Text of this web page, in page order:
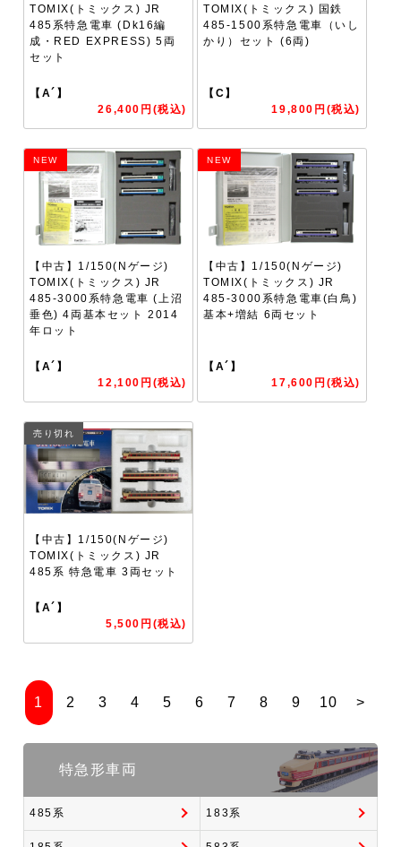
TOMIX(トミックス) JR
485系特急電車 (Dk16編
成・RED EXPRESS) 5両
セット
【A´】
26,400円(税込)
TOMIX(トミックス) 国鉄
485-1500系特急電車（いし
かり）セット (6両)
【C】
19,800円(税込)
NEW
【中古】1/150(Nゲージ)
TOMIX(トミックス) JR
485-3000系特急電車 (上沼
垂色) 4両基本セット 2014
年ロット
【A´】
12,100円(税込)
NEW
【中古】1/150(Nゲージ)
TOMIX(トミックス) JR
485-3000系特急電車(白鳥)
基本+増結 6両セット
【A´】
17,600円(税込)
売り切れ
【中古】1/150(Nゲージ)
TOMIX(トミックス) JR
485系 特急電車 3両セット
【A´】
5,500円(税込)
1 2 3 4 5 6 7 8 9 10 >
特急形車両
485系 183系